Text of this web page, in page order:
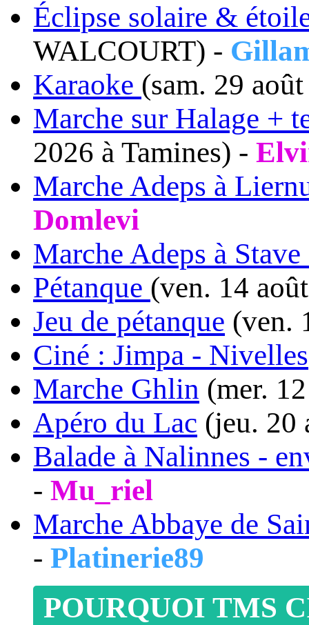
Éclipse solaire &
WALCOURT) -
Karaoke (sam. 29
Marche sur Halage +
2026 à Tamines) -
Marche Adeps à
Domlevi
Marche Adeps à
Pétanque (ven. 14
Jeu de pétanque (ven.
Ciné : Jimpa - Nivelles
Marche Ghlin (mer.
Apéro du Lac (jeu. 20
Balade à Nalinnes -
- Mu_riel
Marche Abbaye de
- Platinerie89
POURQUOI TMS